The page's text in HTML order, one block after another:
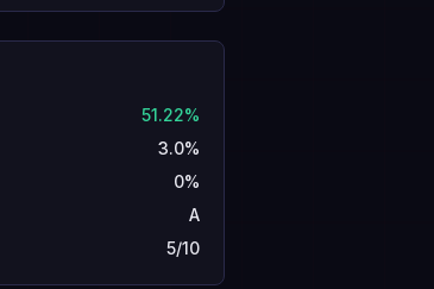
51.22%
3.0%
0%
A
5/10